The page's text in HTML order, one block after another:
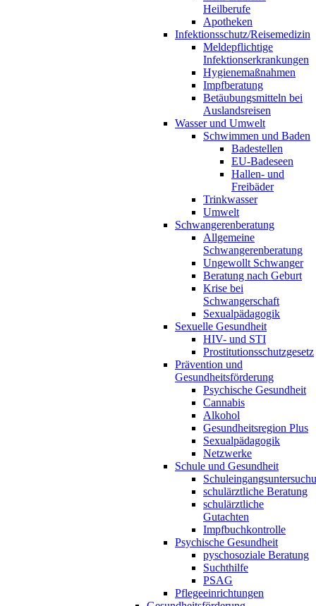
Heilberufe
Apotheken
Infektionsschutz/Reisemedizin
Meldepflichtige
Infektionserkrankungen
Hygienemaßnahmen
Impfberatung
Betäubungsmitteln bei
Auslandsreisen
Wasser und Umwelt
Schwimmen und Baden
Badestellen
EU-Badeseen
Hallen- und
Freibäder
Trinkwasser
Umwelt
Schwangerenberatung
Allgemeine
Schwangerenberatung
Ungewollt Schwanger
Beratung nach Geburt
Krise bei
Schwangerschaft
Sexualpädagogik
Sexuelle Gesundheit
HIV- und STI
Prostitutionsschutzgesetz
Prävention und
Gesundheitsförderung
Psychische Gesundheit
Cannabis
Alkohol
Gesundheitsregion Plus
Sexualpädagogik
Netzwerke
Schule und Gesundheit
schulärztliche Beratung
schulärztliche
Gutachten
Impfbuchkontrolle
Psychische Gesundheit
pyschosoziale Beratung
Suchthilfe
PSAG
Pflegeeinrichtungen